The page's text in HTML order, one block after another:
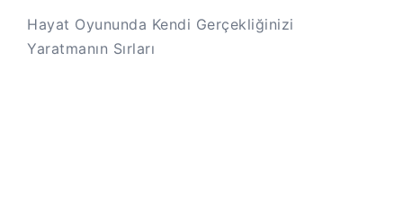
Hayat Oyununda Kendi Gerçekliğinizi
Yaratmanın Sırları